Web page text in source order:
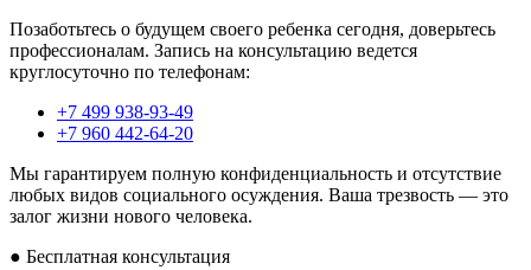
Позаботьтесь о будущем своего ребенка сегодня, доверьтесь
профессионалам. Запись на консультацию ведется
круглосуточно по телефонам:
+7 499 938-93-49
+7 960 442-64-20
Мы гарантируем полную конфиденциальность и отсутствие
любых видов социального осуждения. Ваша трезвость — это
залог жизни нового человека.
● Бесплатная консультация